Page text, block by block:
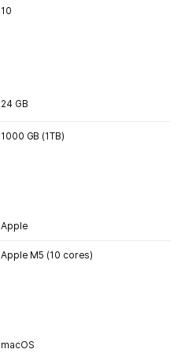
10
24 GB
1000 GB (1TB)
Apple
Apple M5 (10 cores)
macOS